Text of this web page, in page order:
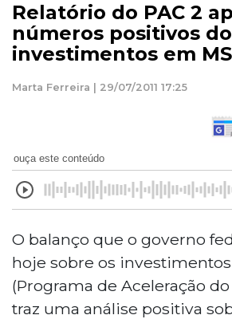
Relatório do PAC 2
números positivos
investimentos em MS
Marta Ferreira | 29/07/2011 17:25
ouça este conteúdo
O balanço que o governo
hoje sobre os investimentos
(Programa de Aceleração
traz uma análise positiva